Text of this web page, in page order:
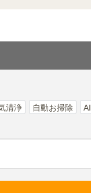
清浄 自動お掃除